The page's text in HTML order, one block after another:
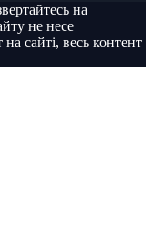
на
не несе
сайті, весь контент